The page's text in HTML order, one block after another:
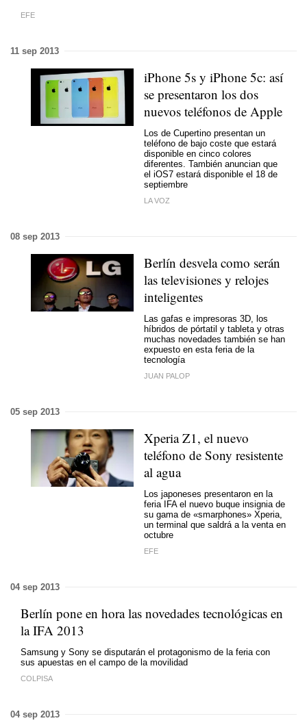
EFE
11 sep 2013
iPhone 5s y iPhone 5c: así
se presentaron los dos
nuevos teléfonos de Apple
Los de Cupertino presentan un
teléfono de bajo coste que estará
disponible en cinco colores
diferentes. También anuncian que
el iOS7 estará disponible el 18 de
septiembre
LA VOZ
08 sep 2013
Berlín desvela como serán
las televisiones y relojes
inteligentes
Las gafas e impresoras 3D, los
híbridos de pórtatil y tableta y otras
muchas novedades también se han
expuesto en esta feria de la
tecnología
JUAN PALOP
05 sep 2013
Xperia Z1, el nuevo
teléfono de Sony resistente
al agua
Los japoneses presentaron en la
feria IFA el nuevo buque insignia de
su gama de «smarphones» Xperia,
un terminal que saldrá a la venta en
octubre
EFE
04 sep 2013
Berlín pone en hora las novedades tecnológicas en
la IFA 2013
Samsung y Sony se disputarán el protagonismo de la feria con
sus apuestas en el campo de la movilidad
COLPISA
04 sep 2013